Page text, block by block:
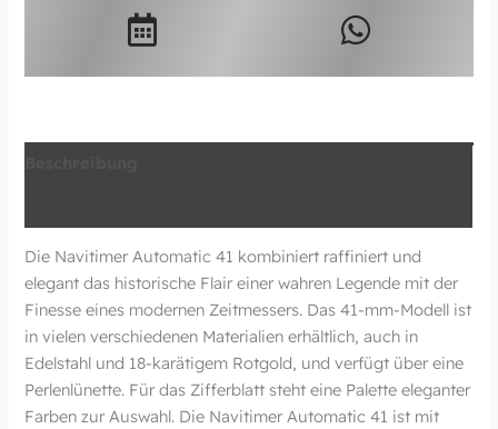
Die Navitimer Automatic 41 kombiniert raffiniert und
elegant das historische Flair einer wahren Legende mit der
Finesse eines modernen Zeitmessers. Das 41-mm-Modell ist
in vielen verschiedenen Materialien erhältlich, auch in
Edelstahl und 18-karätigem Rotgold, und verfügt über eine
Perlenlünette. Für das Zifferblatt steht eine Palette eleganter
Farben zur Auswahl. Die Navitimer Automatic 41 ist mit